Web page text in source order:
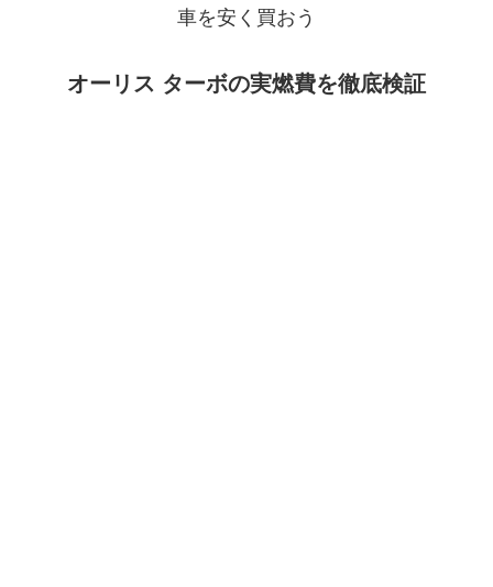
車を安く買おう
オーリス ターボの実燃費を徹底検証